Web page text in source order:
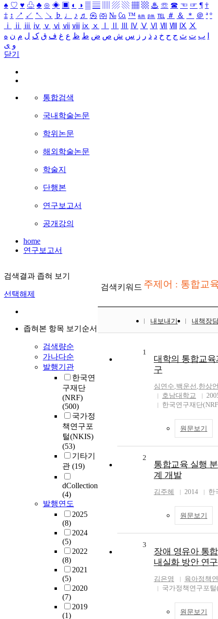
♠ ♡ ♥ ♧ ♣ ⊙ ◈ ▣ ◐ ◑ ▒ ▤ ▨ ▧ ▦ ▩ ♨ ☏ ☎ ☜ ☞ ¶ †
‡ ↕ ↗ ↙ ↖ ↘ ♭ ♩ ♪ ♬ ㉿ ㈜ № ㏇ ™ ㏂ ㏘ ℡ ＃ ＆ ＊ ＠ ª º
ⅰ
ⅱ ⅲ ⅳ ⅴ ⅵ ⅶ ⅷ ⅸ ⅹ Ⅳ Ⅴ Ⅵ Ⅶ Ⅷ Ⅸ Ⅹ
ب ت ث ج ح خ د ذ ر ز س ش ص ض ط ظ ع غ ف ق ک ل م ن ه
و ی
닫기
통합검색
국내학술논문
학위논문
해외학술논문
학술지
단행본
연구보고서
공개강의
home
연구보고서
검색결과 좁혀 보기
선택해제
좁혀본 항목 보기순서
검색량순
가나다순
발행기관
한국연
구재단
(NRF)
(500)
국가정
책연구포
털(NKIS)
(53)
기타기
관 (19)
dCollection
(4)
발행연도
2025
(8)
2024
(5)
2022
(8)
2021
(5)
2020
(7)
2019
(1)
검색키워드 주제어 : 통합교
내보내기 내책장
1
대학의 통합교
구
심연수,백운선 ,한상
호남대학교
한국연구재단
원문보기
2
통합교육 실행
계 개발
김주혜 2014 한
원문보기
3
장애 영유아 통
내실화 방안 연구
김은영
육아정책
국가정책연구포
원문보기